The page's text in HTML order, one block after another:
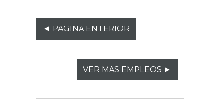
◄ PAGINA ENTERIOR
VER MAS EMPLEOS ►